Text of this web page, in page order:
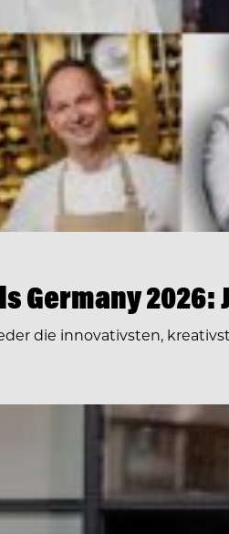
Germany
die innovativsten,